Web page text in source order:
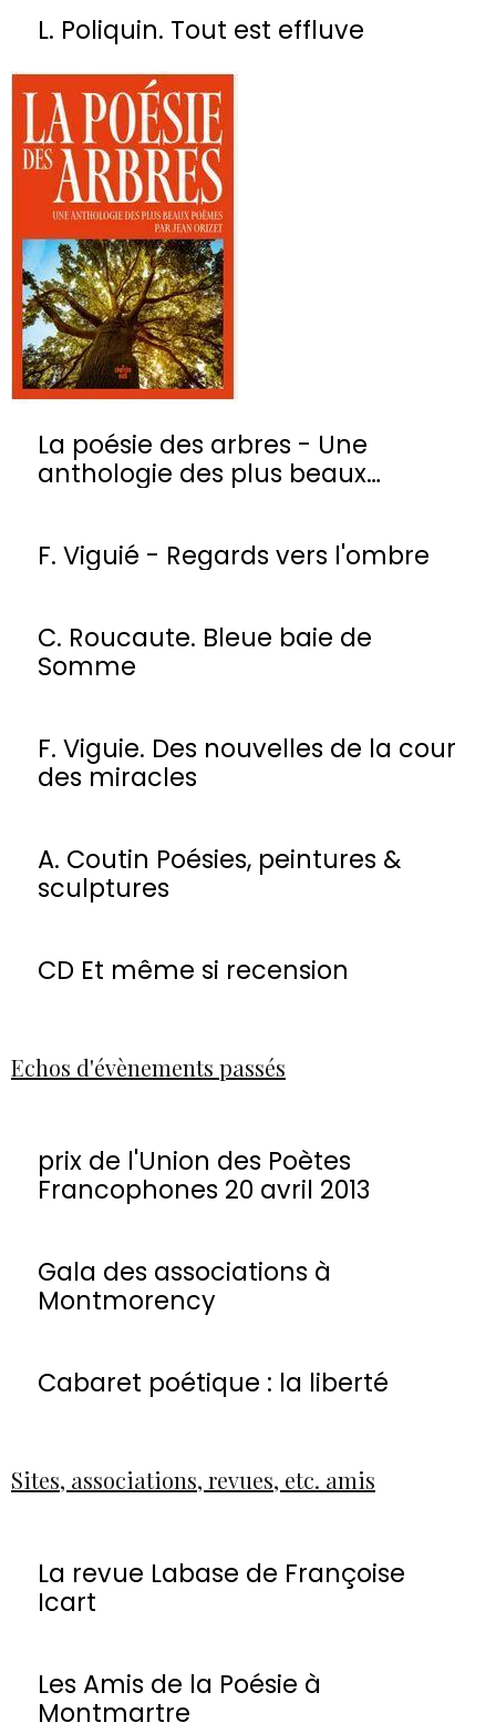
L. Poliquin. Tout est effluve
La poésie des arbres - Une
anthologie des plus beaux
F. Viguié - Regards vers l'ombre
C. Roucaute. Bleue baie de
Somme
F. Viguie. Des nouvelles de la cour
des miracles
A. Coutin Poésies, peintures &
sculptures
CD Et même si recension
Echos d'évènements passés
prix de l'Union des Poètes
Francophones 20 avril 2013
Gala des associations à
Montmorency
Cabaret poétique : la liberté
Sites, associations, revues, etc. amis
La revue Labase de Françoise
Icart
Les Amis de la Poésie à
Montmartre